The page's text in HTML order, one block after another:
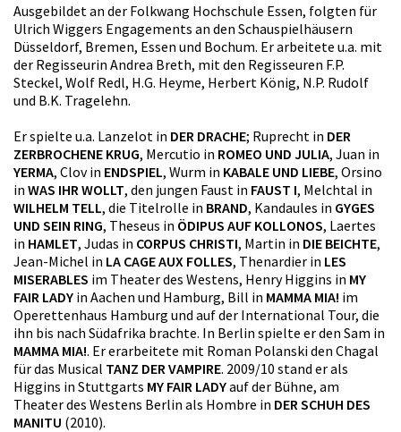
Ausgebildet an der Folkwang Hochschule Essen, folgten für
Ulrich Wiggers Engagements an den Schauspielhäusern
Düsseldorf, Bremen, Essen und Bochum. Er arbeitete u.a. mit
der Regisseurin Andrea Breth, mit den Regisseuren F.P.
Steckel, Wolf Redl, H.G. Heyme, Herbert König, N.P. Rudolf
und B.K. Tragelehn.
Er spielte u.a. Lanzelot in DER DRACHE; Ruprecht in DER
ZERBROCHENE KRUG, Mercutio in ROMEO UND JULIA, Juan in
YERMA, Clov in ENDSPIEL, Wurm in KABALE UND LIEBE, Orsino
in WAS IHR WOLLT, den jungen Faust in FAUST I, Melchtal in
WILHELM TELL, die Titelrolle in BRAND, Kandaules in GYGES
UND SEIN RING, Theseus in ÖDIPUS AUF KOLLONOS, Laertes
in HAMLET, Judas in CORPUS CHRISTI, Martin in DIE BEICHTE,
Jean-Michel in LA CAGE AUX FOLLES, Thenardier in LES
MISERABLES im Theater des Westens, Henry Higgins in MY
FAIR LADY in Aachen und Hamburg, Bill in MAMMA MIA! im
Operettenhaus Hamburg und auf der International Tour, die
ihn bis nach Südafrika brachte. In Berlin spielte er den Sam in
MAMMA MIA!. Er erarbeitete mit Roman Polanski den Chagal
für das Musical TANZ DER VAMPIRE. 2009/10 stand er als
Higgins in Stuttgarts MY FAIR LADYauf der Bühne, am
Theater des Westens Berlin als Hombre in DER SCHUH DES
MANITU (2010).